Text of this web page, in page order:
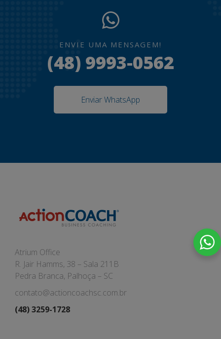
ENVIE UMA MENSAGEM!
(48) 9993-0562
Enviar WhatsApp
Atrium Office
R. Jair Hamms, 38 – Sala 211B
Pedra Branca, Palhoça – SC
contato@actioncoachsc.com.br
(48) 3259-1728